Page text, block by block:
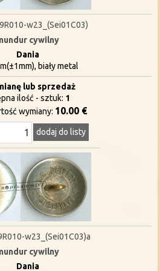
w23_(Sei01C03)
cywilny
Dania
biały metal
lub sprzedaż
ilość - sztuk: 1
wymiany: 10.00 €
dodaj do listy
w23_(Sei01C03)a
cywilny
Dania